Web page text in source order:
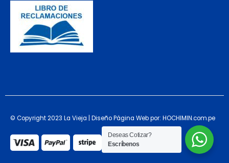
© Copyright 2023 La Vieja | Diseño Página Web por: HOCHIMIN.com.pe
Deseas Cotizar?
Escríbenos